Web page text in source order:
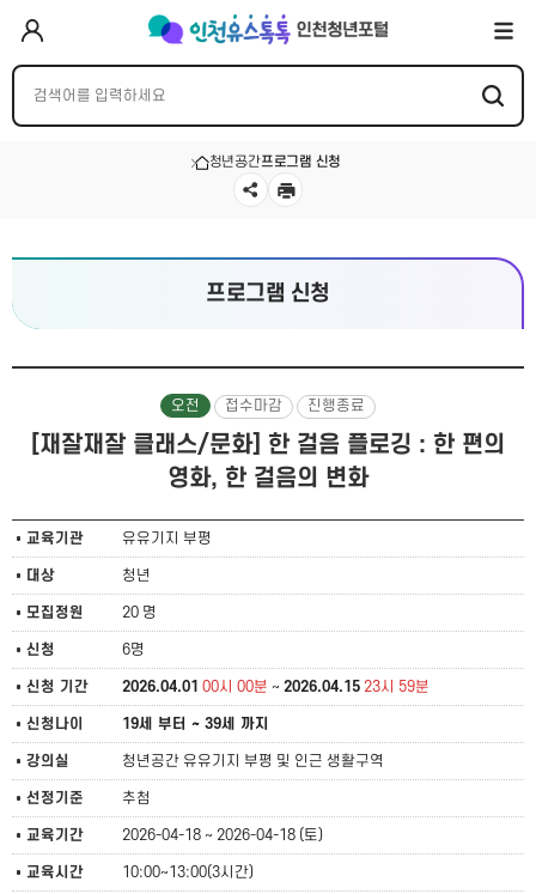
청년공간프로그램 신청
프로그램 신청
오전 접수마감 진행종료
[재잘재잘 클래스/문화] 한 걸음 플로깅 : 한 편의
영화, 한 걸음의 변화
교육기관 유유기지 부평
대상 청년
모집정원 20 명
신청 6명
신청 기간 2026.04.01 00시 00분 ~ 2026.04.15 23시 59분
신청나이 19세 부터 ~ 39세 까지
강의실 청년공간 유유기지 부평 및 인근 생활구역
선정기준 추첨
교육기간 2026-04-18 ~ 2026-04-18 (토)
교육시간 10:00~13:00(3시간)